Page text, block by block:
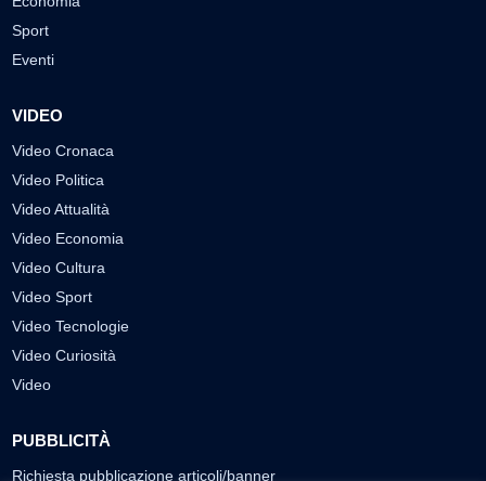
Sport
Eventi
VIDEO
Video Cronaca
Video Politica
Video Attualità
Video Economia
Video Cultura
Video Sport
Video Tecnologie
Video Curiosità
Video
PUBBLICITÀ
Richiesta pubblicazione articoli/banner